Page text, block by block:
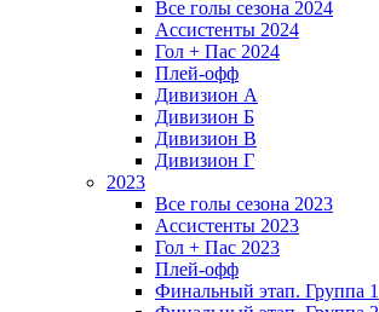
Все голы сезона 2024
Ассистенты 2024
Гол + Пас 2024
Плей-офф
Дивизион A
Дивизион Б
Дивизион В
Дивизион Г
2023
Все голы сезона 2023
Ассистенты 2023
Гол + Пас 2023
Плей-офф
Финальный этап. Группа 1